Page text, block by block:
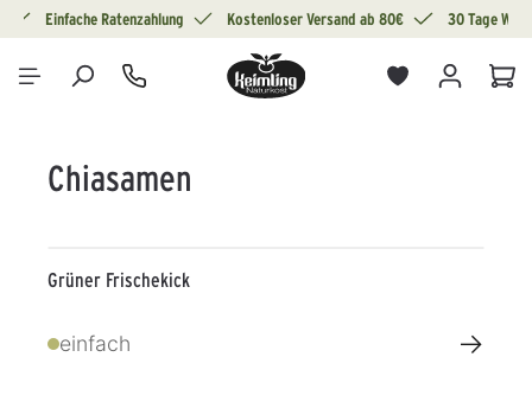
springen
Einfache Ratenzahlung Kostenloser Versand ab 80€ 30 Tage
Chiasamen
Grüner Frischekick
einfach →